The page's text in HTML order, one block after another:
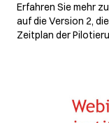
Erfahren Sie mehr
auf die Version 2,
Zeitplan der